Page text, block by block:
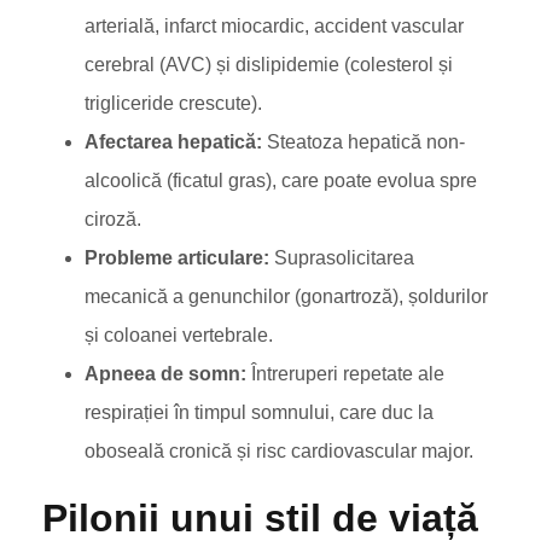
arterială, infarct miocardic, accident vascular
cerebral (AVC) și dislipidemie (colesterol și
trigliceride crescute).
Afectarea hepatică: Steatoza hepatică non-
alcoolică (ficatul gras), care poate evolua spre
ciroză.
Probleme articulare: Suprasolicitarea
mecanică a genunchilor (gonartroză), șoldurilor
și coloanei vertebrale.
Apneea de somn: Întreruperi repetate ale
respirației în timpul somnului, care duc la
oboseală cronică și risc cardiovascular major.
Pilonii unui stil de viață